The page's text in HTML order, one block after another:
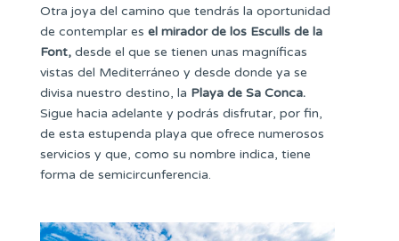
Otra joya del camino que tendrás la oportunidad
de contemplar es el mirador de los Esculls de la
Font, desde el que se tienen unas magníficas
vistas del Mediterráneo y desde donde ya se
divisa nuestro destino, la Playa de Sa Conca.
Sigue hacia adelante y podrás disfrutar, por fin,
de esta estupenda playa que ofrece numerosos
servicios y que, como su nombre indica, tiene
forma de semicircunferencia.